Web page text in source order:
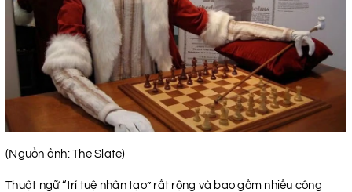
(Nguồn ảnh: The Slate)
Thuật ngữ “trí tuệ nhân tạo” rất rộng và bao gồm nhiều công